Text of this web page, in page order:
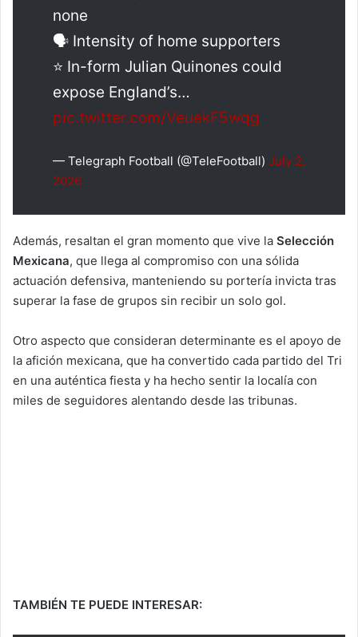
none
🗣️ Intensity of home supporters
⭐ In-form Julian Quinones could
expose England’s…
pic.twitter.com/VeuekF5wqg
— Telegraph Football (@TeleFootball) July 2,
2026
Además, resaltan el gran momento que vive la Selección
Mexicana, que llega al compromiso con una sólida
actuación defensiva, manteniendo su portería invicta tras
superar la fase de grupos sin recibir un solo gol.
Otro aspecto que consideran determinante es el apoyo de
la afición mexicana, que ha convertido cada partido del Tri
en una auténtica fiesta y ha hecho sentir la localía con
miles de seguidores alentando desde las tribunas.
TAMBIÉN TE PUEDE INTERESAR: